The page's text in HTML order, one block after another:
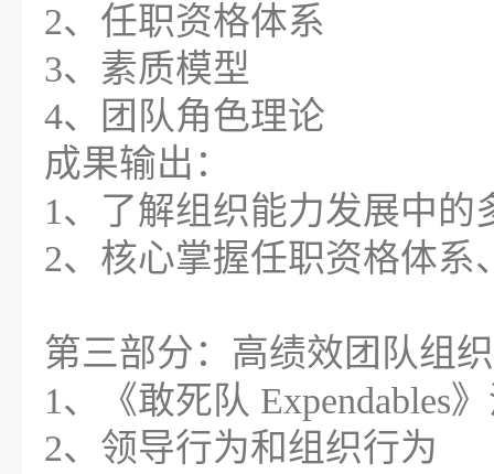
2、任职资格体系
3、素质模型
4、团队角色理论
成果输出：
1、了解组织能力发展中的
2、核心掌握任职资格体系
第三部分：高绩效团队组
1、《敢死队 Expendables
2、领导行为和组织行为